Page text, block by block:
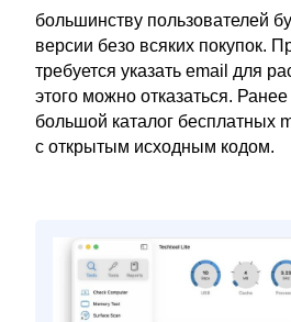
большинству пользователей
версии безо всяких покупок.
требуется указать email для
этого можно отказаться.
большой каталог бесплатных
с открытым исходным кодом.